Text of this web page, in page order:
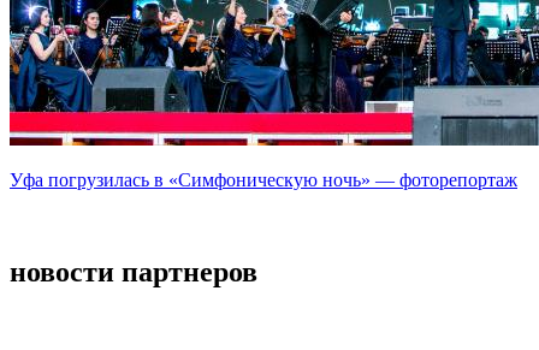
Уфа погрузилась в «Симфоническую ночь» — фоторепортаж
новости партнеров